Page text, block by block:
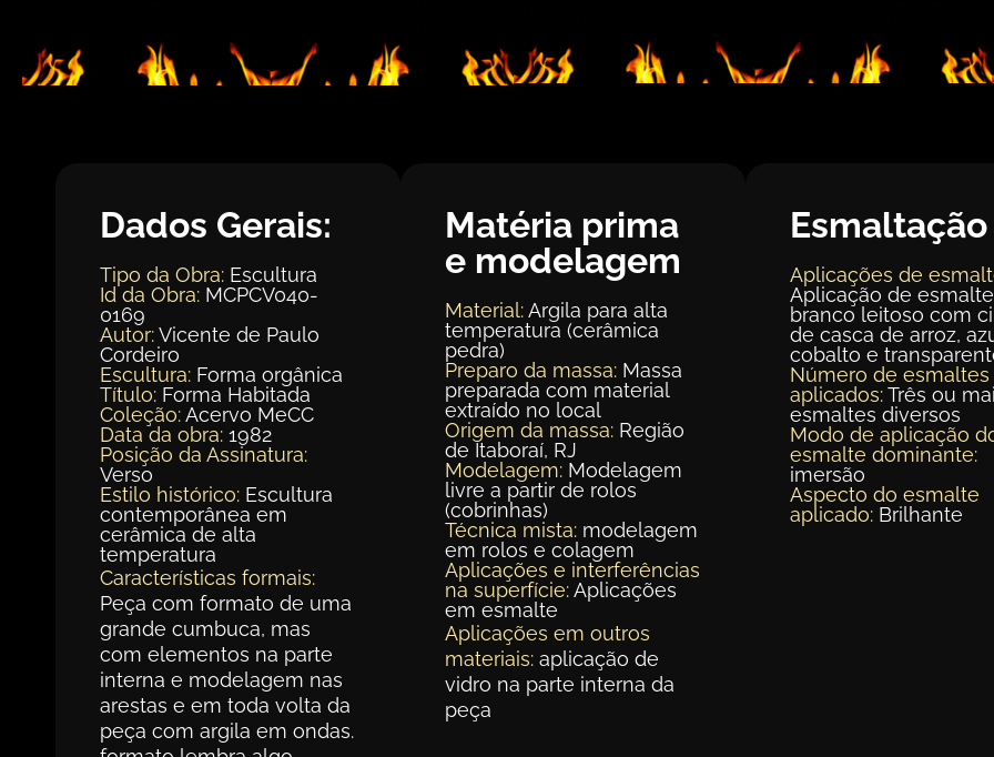
Dados Gerais:
Tipo da Obra: Escultura
Id da Obra: MCPCV040-
0169
Autor:Vicente de Paulo
Cordeiro
Escultura: Forma orgânica
Título: Forma Habitada
Coleção:Acervo MeCC
Data da obra: 1982
Posição da Assinatura:
Verso
Estilo histórico: Escultura
contemporânea em
cerâmica de alta
temperatura
Características formais:
Peça com formato de uma
grande cumbuca, mas
com elementos na parte
interna e modelagem nas
arestas e em toda volta da
peça com argila em ondas.
Matéria prima
e modelagem
Material:Argila para alta
temperatura (cerâmica
pedra)
Preparo da massa: Massa
preparada com material
extraído no local
Origem da massa: Região
de Itaboraí, RJ
Modelagem: Modelagem
livre a partir de rolos
(cobrinhas)
Técnica mista: modelagem
em rolos e colagem
Aplicações e interferências
na superfície:Aplicações
em esmalte
Aplicações em outros
materiais: aplicação de
vidro na parte interna da
peça
Esmaltação
Aplicações de
Aplicação de esmalte
branco leitoso com
de casca de arroz,
cobalto e
Número de esmaltes
aplicados:Três ou
esmaltes diversos
Modo de aplicação
esmalte dominante:
imersão
Aspecto do esmalte
aplicado: Brilhante